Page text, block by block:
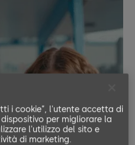
i cookie”, l'utente accetta di
per migliorare la
l'utilizzo del sito e
di marketing.